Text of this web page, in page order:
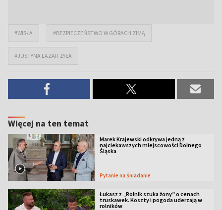
#WISŁA #BEZPIECZEŃSTWO W GÓRACH ZIMĄ
#JUSTYNA LAZAR-ŻYŁA
Więcej na ten temat
Marek Krajewski odkrywa jedną z
najciekawszych miejscowości Dolnego
Śląska
Pytanie na Śniadanie
Łukasz z „Rolnik szuka żony” o cenach
truskawek. Koszty i pogoda uderzają w
rolników